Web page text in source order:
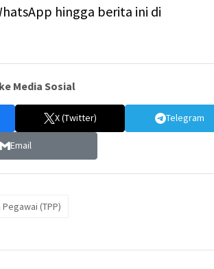
hingga berita ini di
Media Sosial
X (Twitter) Telegram
Email
(TPP)